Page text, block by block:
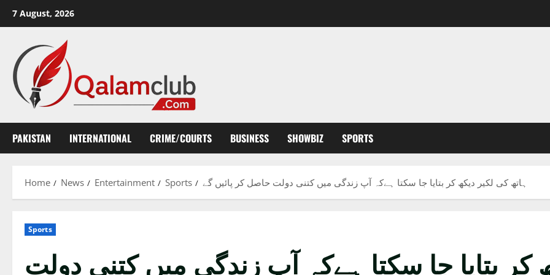
7 August, 2026
PAKISTAN INTERNATIONAL CRIME/COURTS BUSINESS SHOWBIZ SPORTS
Home News Entertainment Sports ہاتھ کی لکیر دیکھ کر بتایا جا سکتا ہےکہ آپ زندگی میں کتنی دولت حاصل کر پائیں گے
Sports
کر بتایا جا سکتا ہےکہ آپ زندگی میں کتنی دولت